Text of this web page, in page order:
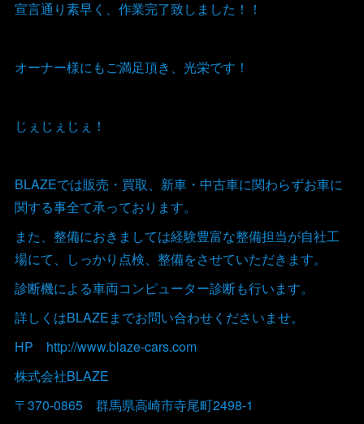
宣言通り素早く、作業完了致しました！！
オーナー様にもご満足頂き、光栄です！
じぇじぇじぇ！
BLAZEでは販売・買取、新車・中古車に関わらずお車に
関する事全て承っております。
また、整備におきましては経験豊富な整備担当が自社工
場にて、しっかり点検、整備をさせていただきます。
診断機による車両コンピューター診断も行います。
詳しくはBLAZEまでお問い合わせくださいませ。
HP http://www.blaze-cars.com
株式会社BLAZE
〒370-0865 群馬県高崎市寺尾町2498-1